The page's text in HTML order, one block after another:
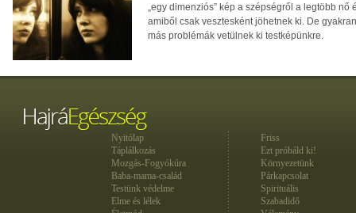
„egy dimenziós” kép a szépségről a legtöbb
amiből csak vesztesként jöhetnek ki. De
más problémák vetülnek ki testképünkre.
Nyitólap
Táplálkozás
Mozgás-Fogyókúra
Baba-mama-család
Testünk védelme
Elme és lélek
Friss
Ezt próbáld ki!
Környezetünk
Párkapcsolat
Spirituális
Szabadidő